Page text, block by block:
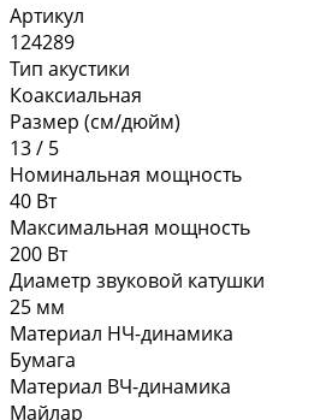
Артикул
124289
Тип акустики
Коаксиальная
Размер (см/дюйм)
13 / 5
Номинальная мощность
40 Вт
Максимальная мощность
200 Вт
Диаметр звуковой катушки
25 мм
Материал НЧ-динамика
Бумага
Материал ВЧ-динамика
Майлар